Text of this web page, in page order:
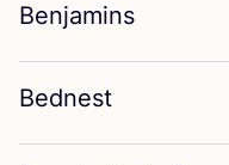
Benjamins
Bednest